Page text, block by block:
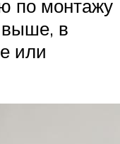
по монтажу
выше, в
или